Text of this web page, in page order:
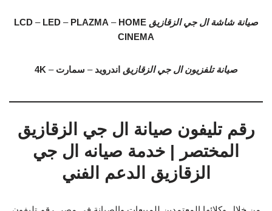
صيانة شاشة ال جي الزقازيق LCD – LED – PLAZMA – HOME
CINEMA
صيانة تلفزيون ال جي الزقازيق اندرويد – سمارت –
4K
رقم تليفون صيانة ال جي الزقازيق
المختصر | خدمة صيانه ال جي
الزقازيق الدعم الفني